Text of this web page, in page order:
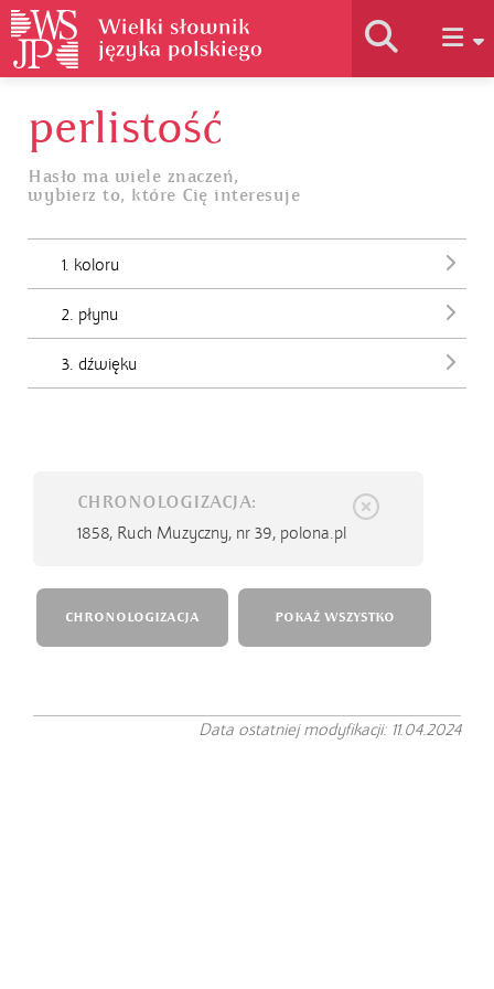
Historia słownika
Jak korzystać
perlistość
Hasło ma wiele znaczeń,
wybierz to, które Cię interesuje
1. koloru
2. płynu
3. dźwięku
CHRONOLOGIZACJA:
1858, Ruch Muzyczny, nr 39, polona.pl
CHRONOLOGIZACJA POKAŻ WSZYSTKO
Data ostatniej modyfikacji: 11.04.2024